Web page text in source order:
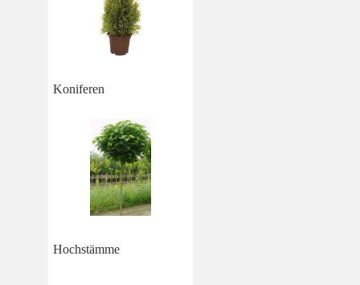
Koniferen
Hochstämme